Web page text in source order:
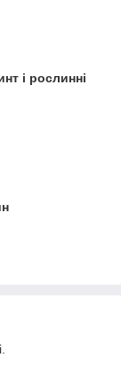
і рослинні